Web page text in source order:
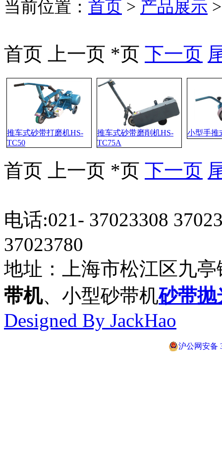
公司简介
上海賀森機電設備有限公司
位於上海市松江區，為專業
、拋光機械及耗材
、精密微電腦鑽床、攻牙機
等工具機研發、生產、銷售
和服務提供商。同時代理銷
售編碼器、電磁閥、安全開
關、特種電纜等各類進口知
名品牌機電配件、工業備件
，原廠及大陸各協力廠商的
鼎力支持，整合行業優勢資
源。致力於為廣大客戶提供
，玻璃,金相分析,餐具、高爾
夫制品等行業有廣泛之應用
饋，不僅以優質的產品，更
以優良服務來回報廣大客戶
的厚愛！
当前位置： >产品展示
首页 上一页 *页 下一页
推车式砂带打磨机HS-
TC50
首页 上一页 *页下一页
电话:021- 37023308